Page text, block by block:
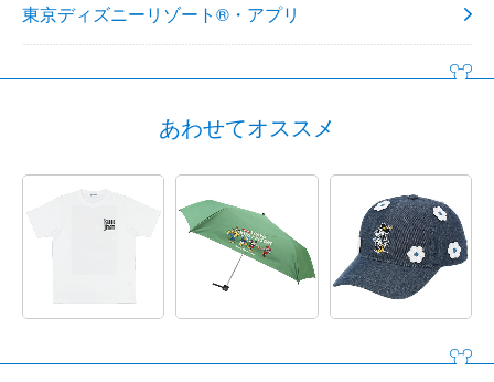
東京ディズニーリゾート®・アプリ
あわせてオススメ